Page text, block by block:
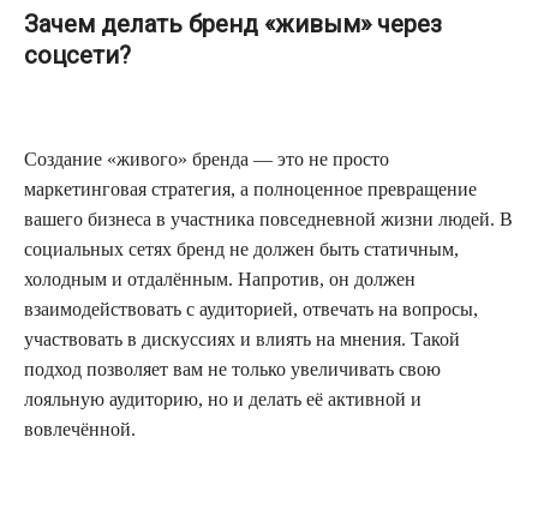
Зачем делать бренд «живым» через
соцсети?
Создание «живого» бренда — это не просто
маркетинговая стратегия, а полноценное превращение
вашего бизнеса в участника повседневной жизни людей. В
социальных сетях бренд не должен быть статичным,
холодным и отдалённым. Напротив, он должен
взаимодействовать с аудиторией, отвечать на вопросы,
участвовать в дискуссиях и влиять на мнения. Такой
подход позволяет вам не только увеличивать свою
лояльную аудиторию, но и делать её активной и
вовлечённой.